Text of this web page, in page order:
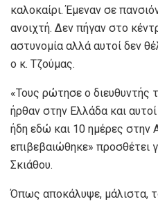
καλοκαίρι. Έμεναν σε
ανοιχτή. Δεν πήγαν στο
αστυνομία αλλά αυτοί δεν
ο κ. Τζούμας.
«Τους ρώτησε ο διευθυντής
ήρθαν στην Ελλάδα και
ήδη εδώ και 10 ημέρες στην
επιβεβαιώθηκε» προσθέτει
Σκιάθου.
Όπως αποκάλυψε, μάλιστα,